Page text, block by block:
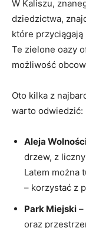
W Kaliszu,
dziedzictwa,
które
Te zielone oazy
⁢możliwość
Oto kilka z
warto odwiedzić:
Aleja
‌drzew, z
Latem można
– korzystać z
Park Miejski –
oraz